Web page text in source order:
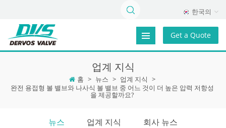
한국의
Get a Quote
업계 지식
홈 > 뉴스 > 업계 지식 >
완전 용접형 볼 밸브와 나사식 볼 밸브 중 어느 것이 더 높은 압력 저항성
을 제공할까요?
뉴스 업계 지식 회사 뉴스